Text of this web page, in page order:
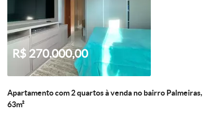
R$ 270.000,00
Apartamento com 2 quartos à venda no bairro Palmeiras,
63m²